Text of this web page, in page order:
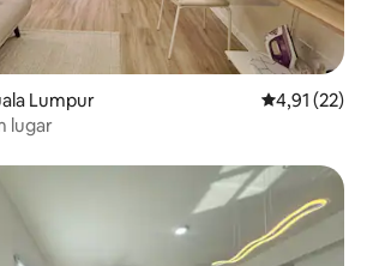
Lumpur 4,91 de uma
4,91 (22)
lugar